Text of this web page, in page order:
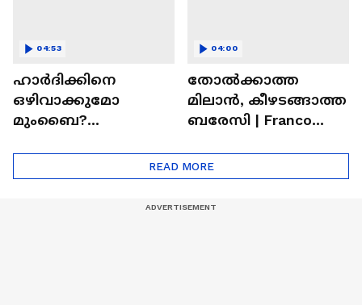
ഹാർദിക്കിനെ
ഒഴിവാക്കുമോ
മുംബൈ?
Hardik Pandya | CSK |
04:53
തോല്‍ക്കാത്ത
മിലാന്‍, കീഴടങ്ങാത്ത
ബരേസി | Franco
04:00
READ MORE